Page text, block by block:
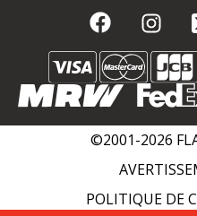
©2001-2026
POLITIQUE DE